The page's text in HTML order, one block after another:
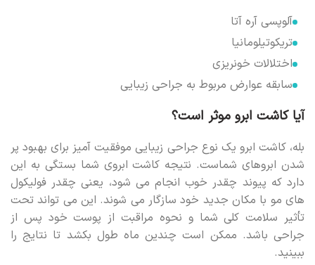
آلوپسی آره آتا
تریکوتیلومانیا
اختلالات خونریزی
سابقه عوارض مربوط به جراحی زیبایی
آیا کاشت ابرو موثر است؟
بله، کاشت ابرو یک نوع جراحی زیبایی موفقیت آمیز برای بهبود پر
شدن ابروهای شماست. نتیجه کاشت ابروی شما بستگی به این
دارد که پیوند چقدر خوب انجام می شود، یعنی چقدر فولیکول
های مو با مکان جدید خود سازگار می شوند. این می تواند تحت
تأثیر سلامت کلی شما و نحوه مراقبت از پوست خود پس از
جراحی باشد. ممکن است چندین ماه طول بکشد تا نتایج را
ببینید.